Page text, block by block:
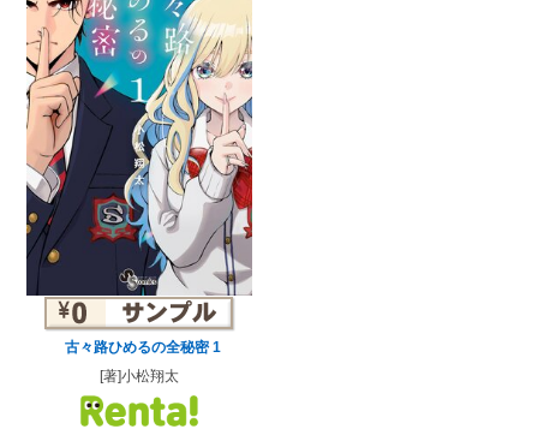
古々路ひめるの全秘密 1
[著]小松翔太